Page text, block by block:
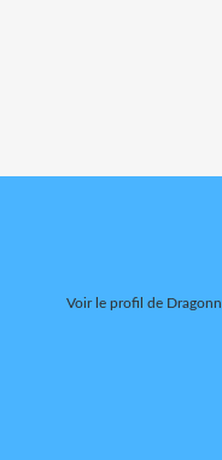
Voir le profil de Dragonn